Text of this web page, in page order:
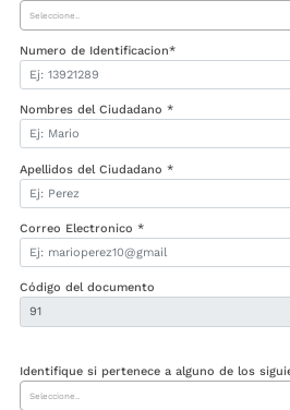
Seleccione..
Numero de Identificacion*
Nombres del Ciudadano *
Apellidos del Ciudadano *
Correo Electronico *
Código del documento
Identifique si pertenece a alguno de los
Seleccione..